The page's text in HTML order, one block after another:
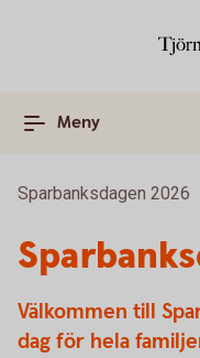
Meny
Sparbanksdagen 2026
Välkommen till
dag för hela